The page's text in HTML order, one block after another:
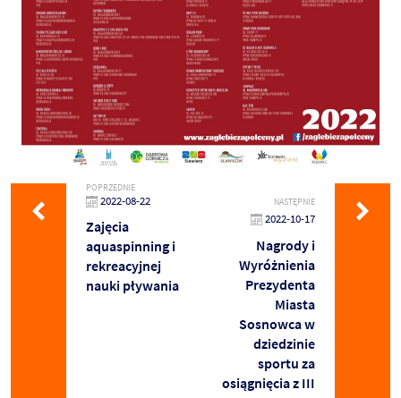
POPRZEDNIE
2022-08-22
Zajęcia
aquaspinning i
rekreacyjnej
nauki pływania
NASTĘPNIE
2022-10-17
Nagrody i
Wyróżnienia
Prezydenta
Miasta
Sosnowca w
dziedzinie
sportu za
osiągnięcia z III